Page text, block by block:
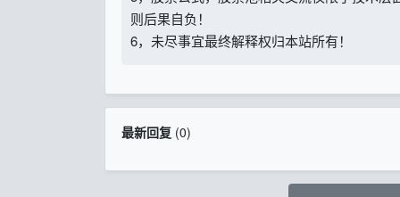
则后果自负！
6，未尽事宜最终解释权归本站所有！
最新回复(0)